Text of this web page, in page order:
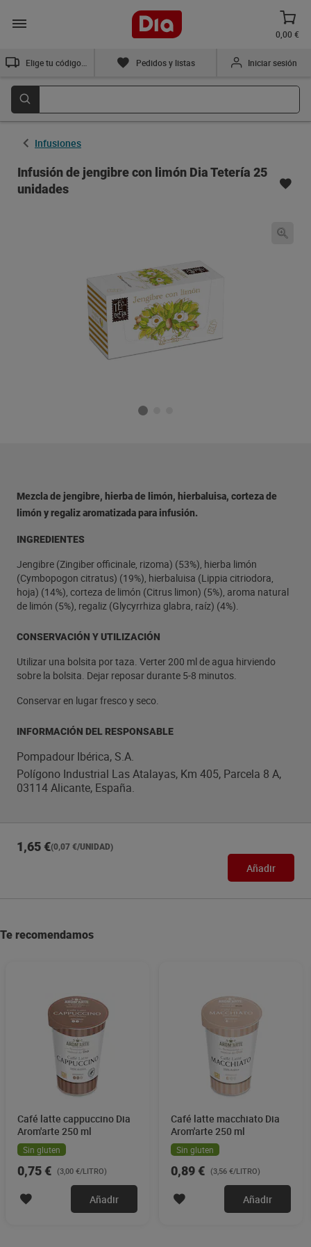
0,00 €
Pedidos y listas Iniciar sesión
Infusiones
Infusión de jengibre con limón Dia Tetería 25
unidades
Mezcla de jengibre, hierba de limón, hierbaluisa, corteza de
limón y regaliz aromatizada para infusión.
INGREDIENTES
Jengibre (Zingiber officinale, rizoma) (53%), hierba limón
(Cymbopogon citratus) (19%), hierbaluisa (Lippia citriodora,
hoja) (14%), corteza de limón (Citrus limon) (5%), aroma natural
de limón (5%), regaliz (Glycyrrhiza glabra, raíz) (4%).
CONSERVACIÓN Y UTILIZACIÓN
Utilizar una bolsita por taza. Verter 200 ml de agua hirviendo
sobre la bolsita. Dejar reposar durante 5-8 minutos.
Conservar en lugar fresco y seco.
INFORMACIÓN DEL RESPONSABLE
Pompadour Ibérica, S.A.
Polígono Industrial Las Atalayas, Km 405, Parcela 8 A,
03114 Alicante, España.
1,65 €(0,07 €/UNIDAD)
Añadir
Te recomendamos
Café latte cappuccino Dia
Arom'arte 250 ml
Sin gluten
0,75 € (3,00 €/LITRO)
Añadir
Café latte macchiato Dia
Arom'arte 250 ml
Sin gluten
0,89 € (3,56 €/LITRO)
Añadir